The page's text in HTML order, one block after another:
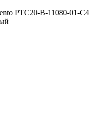
PTC20-B-11080-01-C4